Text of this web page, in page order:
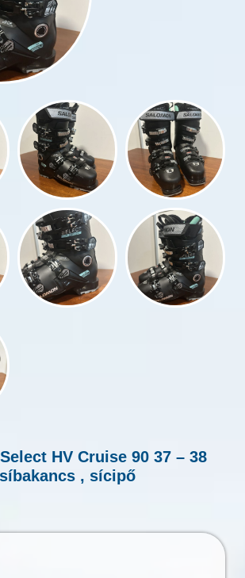
HV Cruise 90 37 – 38
síbakancs , sícipő